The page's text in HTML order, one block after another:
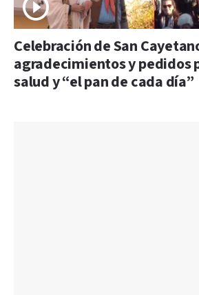
Celebración de San
agradecimientos y pedidos
salud y “el pan de cada día”